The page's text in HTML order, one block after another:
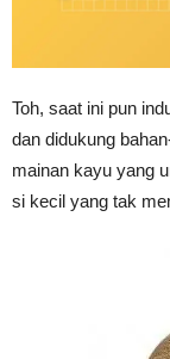
Toh, saat ini pun
dan didukung
mainan kayu yang
si kecil yang tak